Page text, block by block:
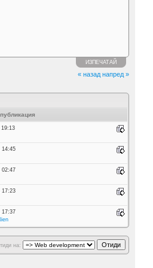
ИЗПЕЧАТАЙ
« назад напред »
14:45
02:47
17:23
17:37
на: